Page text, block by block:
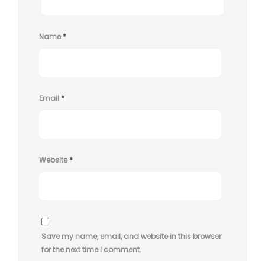
Name*
Email*
Website*
Save my name, email, and website in this browser
for the next time I comment.